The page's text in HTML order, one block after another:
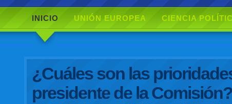
INICIO UNIÓN EUROPEA CIENCIA
¿Cuáles son las
presidente de la Comisión?